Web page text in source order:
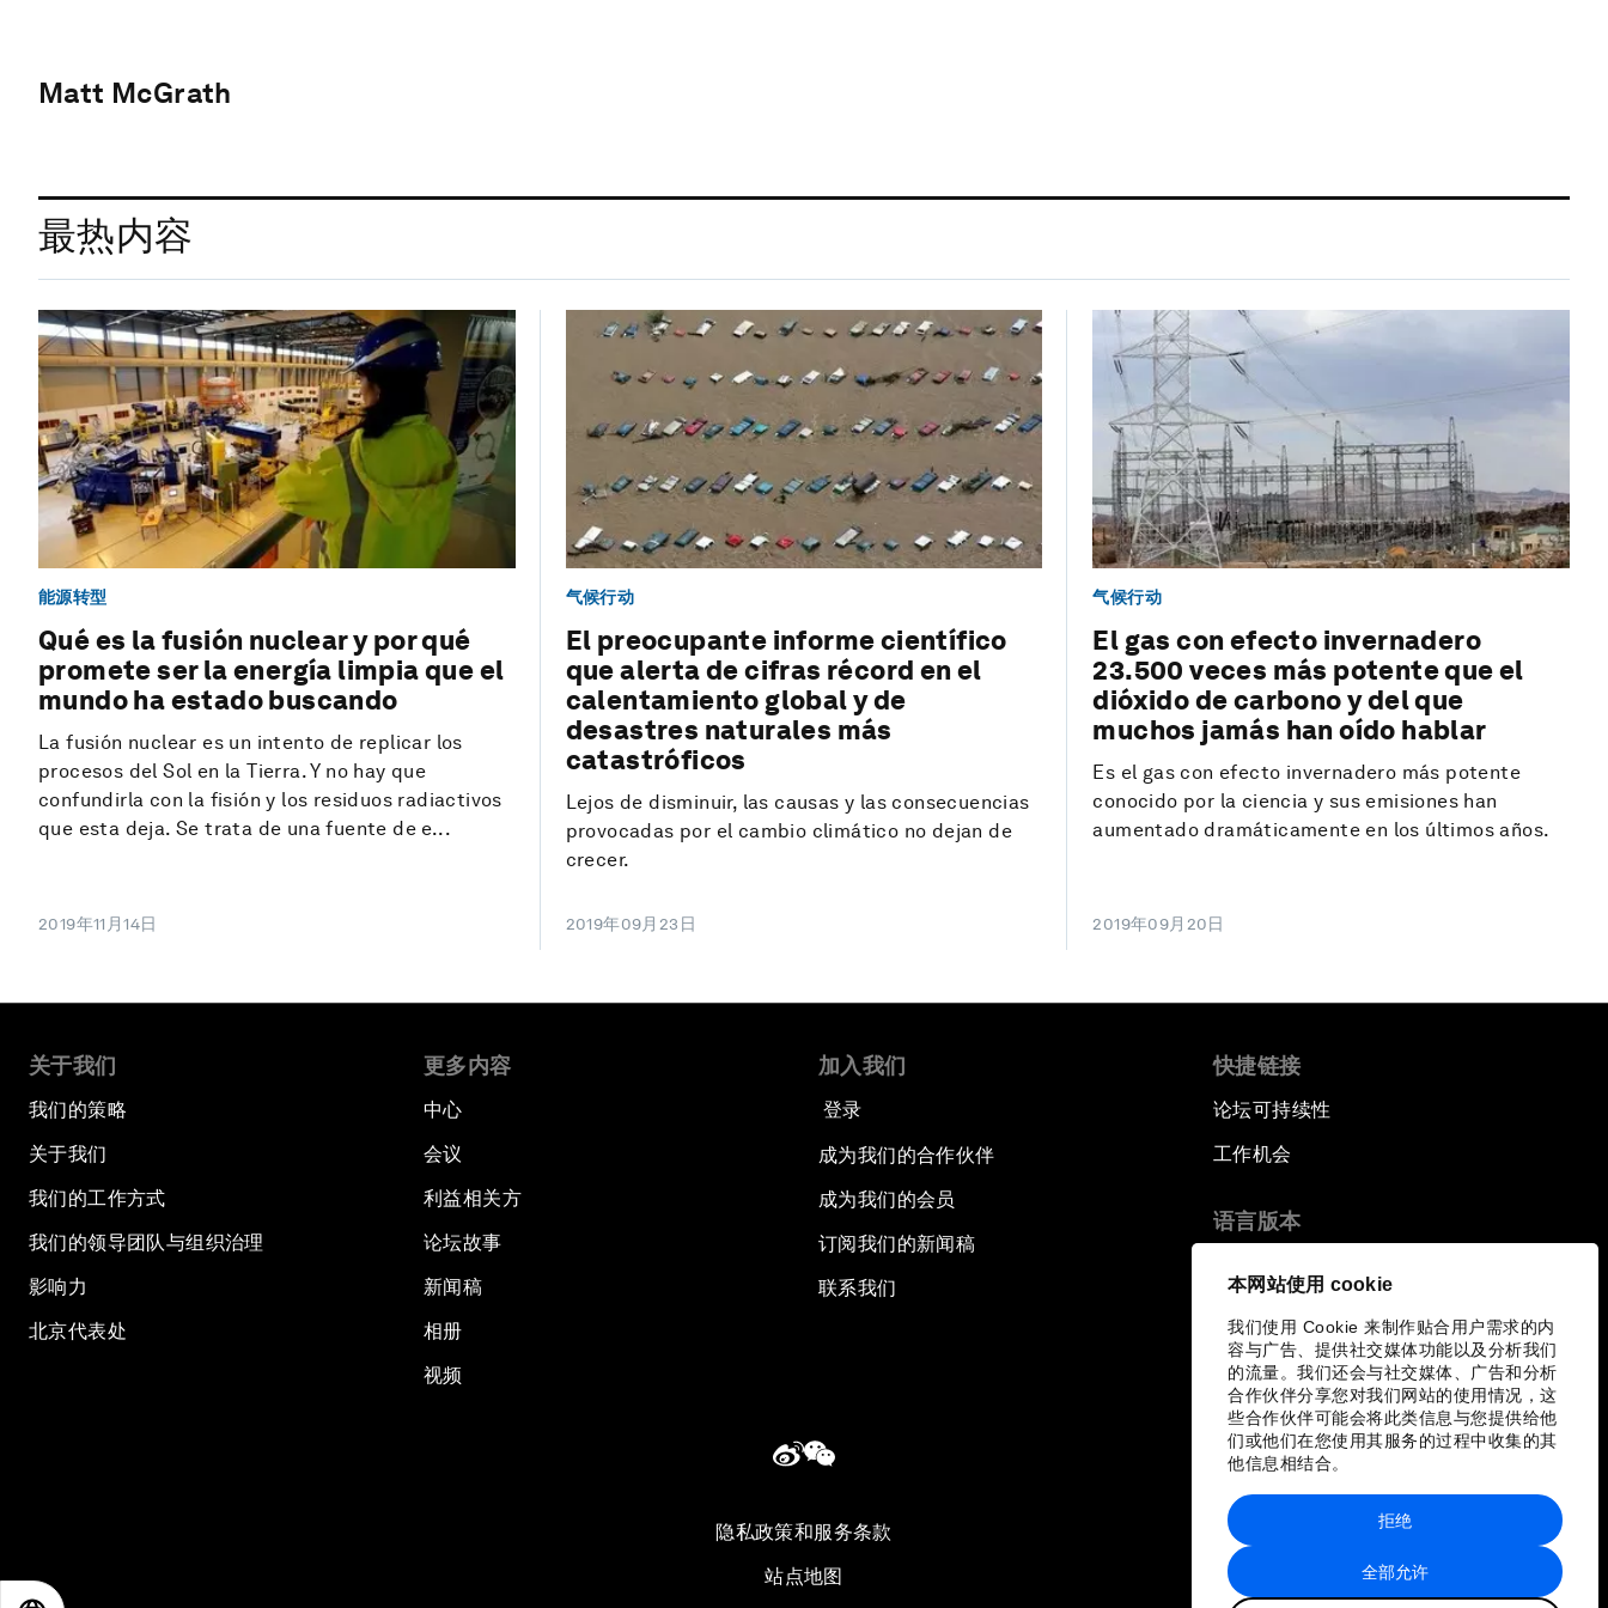
本网站使用 cookie
我们使用 Cookie 来制作贴合用户需求的内
容与广告、提供社交媒体功能以及分析我们
的流量。我们还会与社交媒体、广告和分析
合作伙伴分享您对我们网站的使用情况，这
些合作伙伴可能会将此类信息与您提供给他
们或他们在您使用其服务的过程中收集的其
他信息相结合。
全部允许
拒绝
Matt McGrath
最热内容
能源转型
Qué es la fusión nuclear y por qué
promete ser la energía limpia que el
mundo ha estado buscando
La fusión nuclear es un intento de replicar los
procesos del Sol en la Tierra. Y no hay que
confundirla con la fisión y los residuos radiactivos
que esta deja. Se trata de una fuente de e...
2019年11月14日
气候行动
El preocupante informe científico
que alerta de cifras récord en el
calentamiento global y de
desastres naturales más
catastróficos
Lejos de disminuir, las causas y las consecuencias
provocadas por el cambio climático no dejan de
crecer.
2019年09月23日
气候行动
El gas con efecto invernadero
23.500 veces más potente que el
dióxido de carbono y del que
muchos jamás han oído hablar
Es el gas con efecto invernadero más potente
conocido por la ciencia y sus emisiones han
aumentado dramáticamente en los últimos años.
2019年09月20日
关于我们
我们的策略
关于我们
我们的工作方式
我们的领导团队与组织治理
影响力
北京代表处
更多内容
中心
会议
利益相关方
论坛故事
新闻稿
相册
视频
加入我们
登录
成为我们的合作伙伴
成为我们的会员
订阅我们的新闻稿
联系我们
快捷链接
论坛可持续性
工作机会
语言版本
隐私政策和服务条款
站点地图